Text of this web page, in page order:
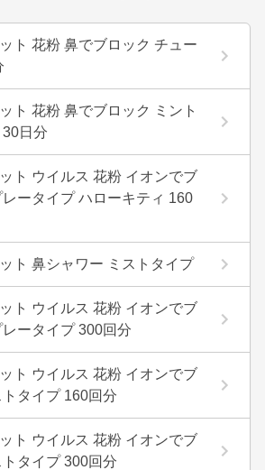
ト 花粉 鼻でブロック チュー
ト 花粉 鼻でブロック ミント
日分
ト ウイルス 花粉 イオンでブ
レータイプ ハローキティ 160
ト 鼻シャワー ミストタイプ
ト ウイルス 花粉 イオンでブ
レータイプ 300回分
ト ウイルス 花粉 イオンでブ
トタイプ 160回分
ト ウイルス 花粉 イオンでブ
トタイプ 300回分